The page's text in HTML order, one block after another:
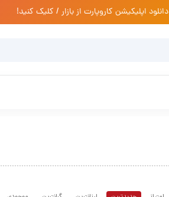
دانلود اپلیکیشن کاروپارت از بازار / کلیک کنید!